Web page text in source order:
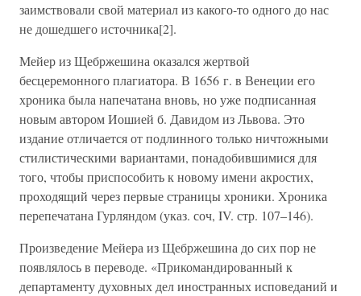
заимствовали свой материал из какого-то одного до нас
не дошедшего источника[2].
Мейер из Щебржешина оказался жертвой
бесцеремонного плагиатора. В 1656 г. в Венеции его
хроника была напечатана вновь, но уже подписанная
новым автором Иошией б. Давидом из Львова. Это
издание отличается от подлинного только ничтожными
стилистическими вариантами, понадобившимися для
того, чтобы приспособить к новому имени акростих,
проходящий через первые страницы хроники. Хроника
перепечатана Гурляндом (указ. соч, IV. стр. 107–146).
Произведение Мейера из Щебржешина до сих пор не
появлялось в переводе. «Прикомандированный к
департаменту духовных дел иностранных исповеданий и